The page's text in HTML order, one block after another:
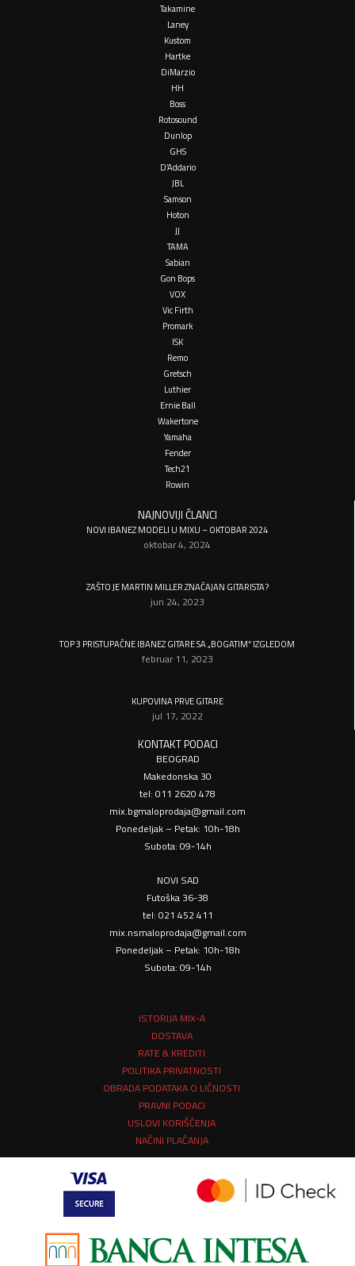
Takamine
Laney
Kustom
Hartke
DiMarzio
HH
Boss
Rotosound
Dunlop
GHS
D’Addario
JBL
Samson
Hoton
JJ
TAMA
Sabian
Gon Bops
VOX
Vic Firth
Promark
ISK
Remo
Gretsch
Luthier
Ernie Ball
Wakertone
Yamaha
Fender
Tech21
Rowin
NAJNOVIJI ČLANCI
NOVI IBANEZ MODELI U MIXU – OKTOBAR 2024
oktobar 4, 2024
ZAŠTO JE MARTIN MILLER ZNAČAJAN GITARISTA?
jun 24, 2023
TOP 3 PRISTUPAČNE IBANEZ GITARE SA „BOGATIM“ IZGLEDOM
februar 11, 2023
KUPOVINA PRVE GITARE
jul 17, 2022
KONTAKT PODACI
BEOGRAD
Makedonska 30
tel: 011 2620 478
mix.bgmaloprodaja@gmail.com
Ponedeljak – Petak: 10h-18h
Subota: 09-14h
NOVI SAD
Futoška 36-38
tel: 021 452 411
mix.nsmaloprodaja@gmail.com
Ponedeljak – Petak: 10h-18h
Subota: 09-14h
ISTORIJA MIX-A
DOSTAVA
RATE & KREDITI
POLITIKA PRIVATNOSTI
OBRADA PODATAKA O LIČNOSTI
PRAVNI PODACI
USLOVI KORIŠĆENJA
NAČINI PLAĆANJA